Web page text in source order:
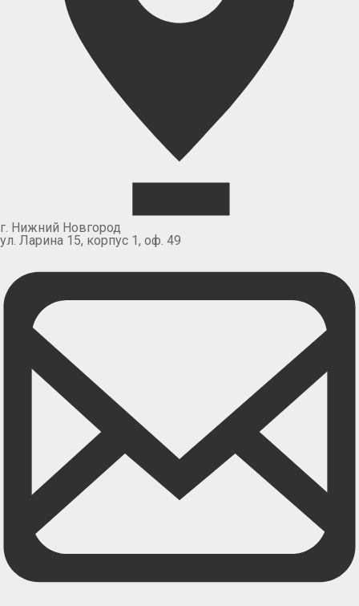
г. Нижний Новгород
ул. Ларина 15, корпус 1, оф. 49